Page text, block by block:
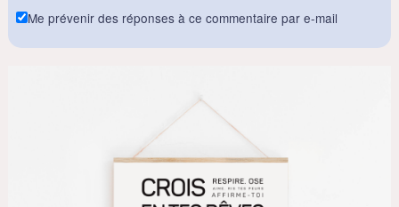
Me prévenir des réponses à ce commentaire par e-mail